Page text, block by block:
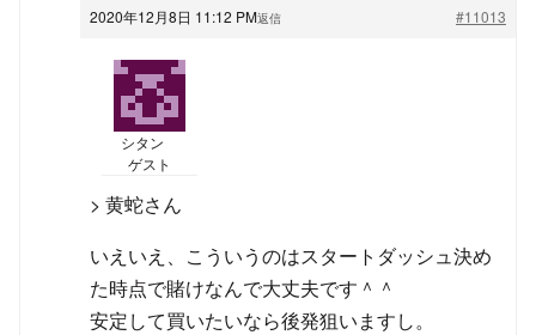
2020年12月8日 11:12 PM #11013
返信
シタン
ゲスト
> 黄蛇さん
いえいえ、こういうのはスタートダッシュ決め
た時点で賭けなんで大丈夫です＾＾
安定して買いたいなら後発狙いますし。